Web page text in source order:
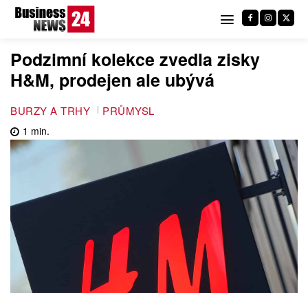
Podzimní kolekce zvedla zisky
H&M, prodejen ale ubývá
BURZY A TRHY PRŮMYSL
1 min.